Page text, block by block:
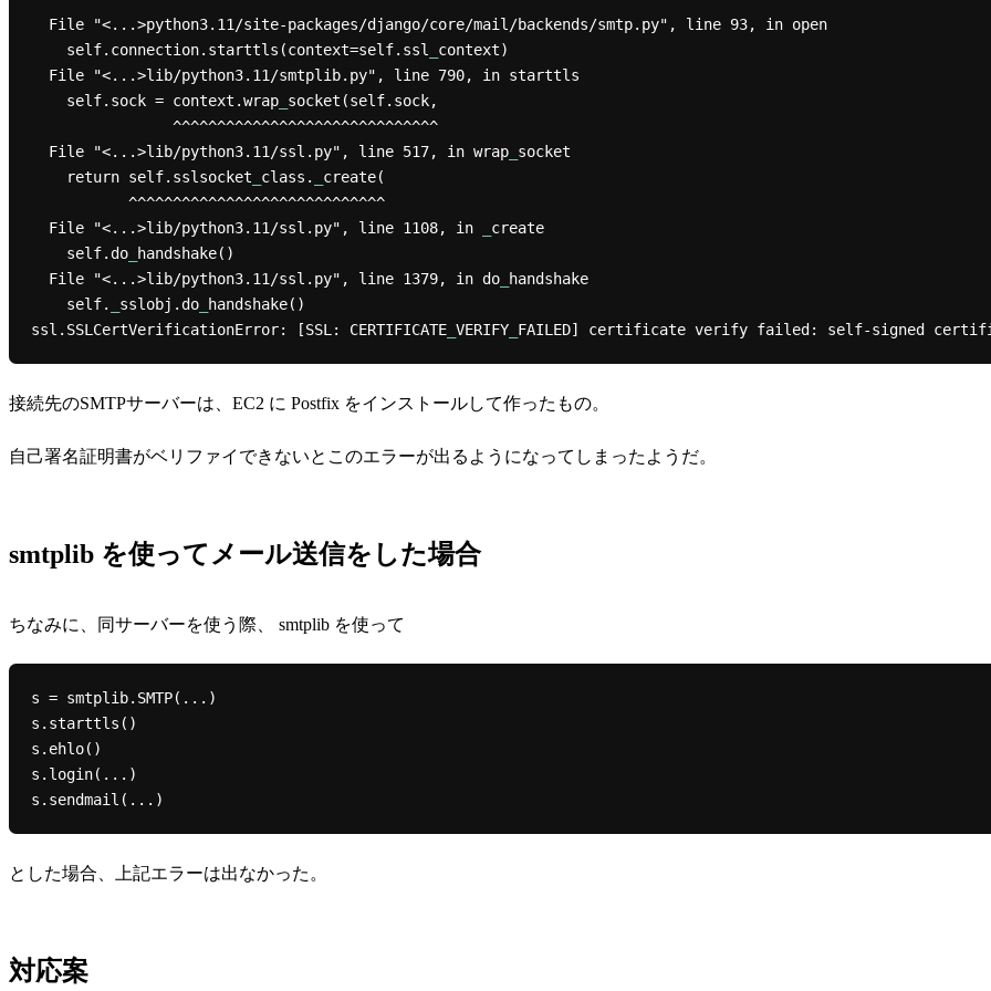
    self.connection.starttls(context=self.ssl
context)
    self.sock = context.wrap
_ socket(self.sock,
  File "<...>lib/python3.11/ssl.py", line 517, in wrap
_ socket
    return self.sslsocket
class.
create(
  File "<...>lib/python3.11/ssl.py", line 1108, in
create
    self.do
_
handshake()
  File "<...>lib/python3.11/ssl.py", line 1379, in do
_
handshake
    self.
sslobj.do_
handshake()
ssl.SSLCertVerificationError: [SSL: CERTIFICATE_ VERIFY_ FAILED] certificate verify failed: self-signed
接続先のSMTPサーバーは、EC2 に Postfix をインストールして作ったもの。
自己署名証明書がベリファイできないとこのエラーが出るようになってしまったようだ。
smtplib を使ってメール送信をした場合
ちなみに、同サーバーを使う際、 smtplib を使って
s = smtplib.SMTP(...)
s.starttls()
s.ehlo()
s.login(...)
とした場合、上記エラーは出なかった。
対応案